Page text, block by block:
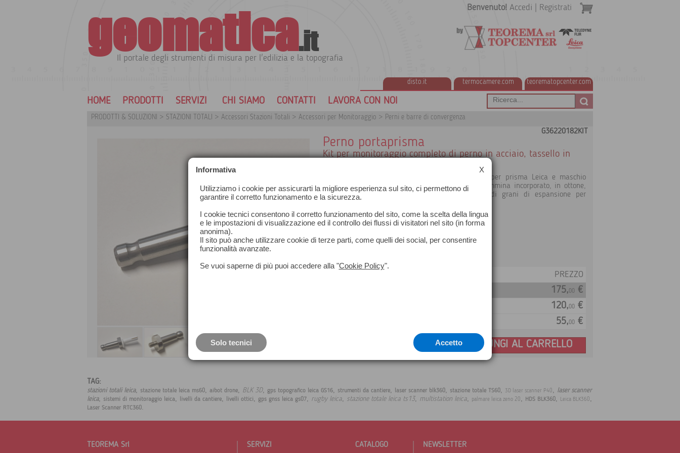
geomatica.it
Il portale degli strumenti di misura per l'edilizia e la topografia
disto.it termocamere.com teorematopcenter.com
Benvenuto! Accedi Registrati
HOME PRODOTTI SERVIZI CHI SIAMO CONTATTI LAVORA CON NOI
PRODOTTI & SOLUZIONI > STAZIONI TOTALI > Accessori Stazioni Totali > Accessori per Monitoraggio > Perni e barre di convergenza
G36220182KIT
Perno portaprisma
Kit per monitoraggio completo di perno in acciaio, tassello in
Kit composto da perno in acciaio inox con piolo per prisma Leica e maschio
filettato M8, tassello in plastica con Fisher M8 femmina incorporato, in ottone,
lunghezza 40 mm, diametro 12 mm, completo di grani di espansione per
Disponibile in confezione da 10 pezzi
PREZZO
175, 00 €
120,00 €
55,00 €
AGGIUNGI AL CARRELLO
TAG:
stazioni totali leica, stazione totale leica ms60, aibot drone, BLK 3D, gps topografico leica GS16, strumenti da cantiere, laser scanner blk360, stazione totale TS60, 3D laser scanner P40, laser scanner
leica, sistemi di monitoraggio leica, livelli da cantiere, livelli ottici, gps gnss leica gs07, rugby leica, stazione totale leica ts13, multistation leica, palmare leica zeno 20, HDS BLK360, Leica BLK360,
Laser Scanner RTC360.
TEOREMA Srl SERVIZI CATALOGO NEWSLETTER
Informativa X
Utilizziamo i cookie per assicurarti la migliore esperienza sul sito, ci permettono di
garantire il corretto funzionamento e la sicurezza.
I cookie tecnici consentono il corretto funzionamento del sito, come la scelta della lingua
e le impostazioni di visualizzazione ed il controllo dei flussi di visitatori nel sito (in forma
anonima).
Il sito può anche utilizzare cookie di terze parti, come quelli dei social, per consentire
funzionalità avanzate.
Se vuoi saperne di più puoi accedere alla "Cookie Policy".
Solo tecnici Accetto